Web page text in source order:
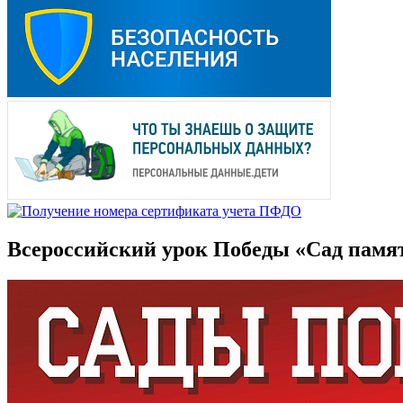
Всероссийский урок Победы «Сад